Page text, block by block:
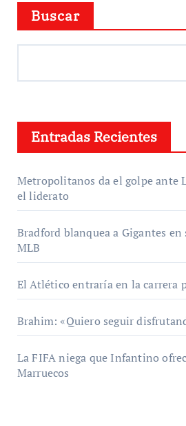
Buscar
Entradas Recientes
Metropolitanos da el golpe ante
el liderato
Bradford blanquea a Gigantes
MLB
El Atlético entraría en la carrera
Brahim: «Quiero seguir
La FIFA niega que Infantino
Marruecos